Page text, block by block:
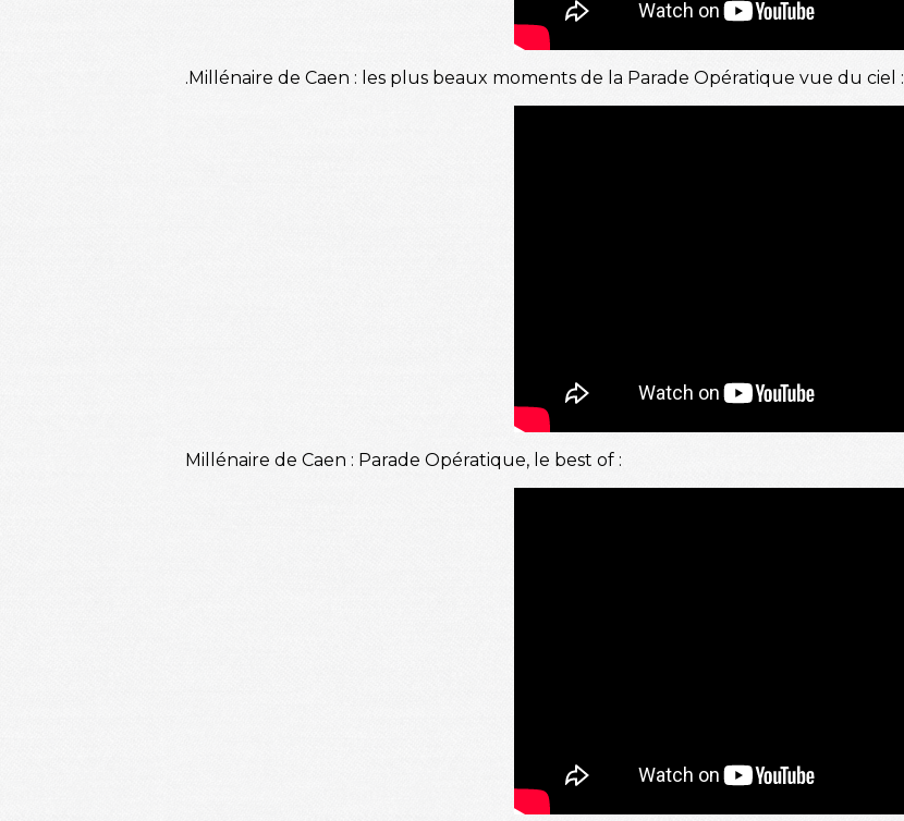
.Millénaire de Caen : les plus beaux moments de la Parade Opératique vue du ciel :
Millénaire de Caen : Parade Opératique, le best of :